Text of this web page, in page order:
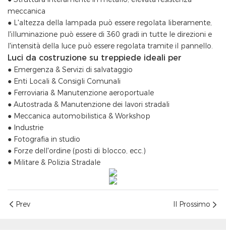
meccanica
● L'altezza della lampada può essere regolata liberamente,
l'illuminazione può essere di 360 gradi in tutte le direzioni e
l'intensità della luce può essere regolata tramite il pannello.
Luci da costruzione su treppiede ideali per
● Emergenza & Servizi di salvataggio
● Enti Locali & Consigli Comunali
● Ferroviaria & Manutenzione aeroportuale
● Autostrada & Manutenzione dei lavori stradali
● Meccanica automobilistica & Workshop
● Industrie
● Fotografia in studio
● Forze dell'ordine (posti di blocco, ecc.)
● Militare & Polizia Stradale
Prev Il Prossimo